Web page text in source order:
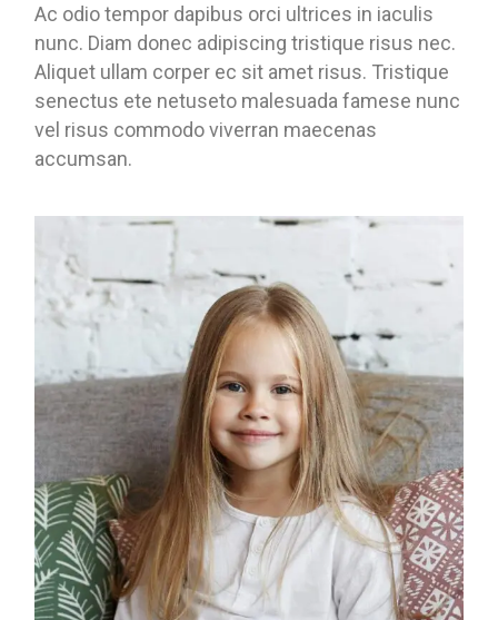
Ac odio tempor dapibus orci ultrices in iaculis
nunc. Diam donec adipiscing tristique risus nec.
Aliquet ullam corper ec sit amet risus. Tristique
senectus ete netuseto malesuada famese nunc
vel risus commodo viverran maecenas
accumsan.